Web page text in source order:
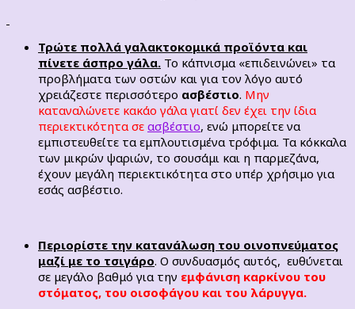
Τρώτε πολλά γαλακτοκομικά προϊόντα και
πίνετε άσπρο γάλα. Το κάπνισμα «επιδεινώνει» τα
προβλήματα των οστών και για τον λόγο αυτό
χρειάζεστε περισσότερο ασβέστιο. Μην
καταναλώνετε κακάο γάλα γιατί δεν έχει την ίδια
περιεκτικότητα σε ασβέστιο, ενώ μπορείτε να
εμπιστευθείτε τα εμπλουτισμένα τρόφιμα. Τα κόκκαλα
των μικρών ψαριών, το σουσάμι και η παρμεζάνα,
έχουν μεγάλη περιεκτικότητα στο υπέρ χρήσιμο για
εσάς ασβέστιο.
Περιορίστε την κατανάλωση του οινοπνεύματος
μαζί με το τσιγάρο. Ο συνδυασμός αυτός, ευθύνεται
σε μεγάλο βαθμό για την εμφάνιση καρκίνου του
στόματος, του οισοφάγου και του λάρυγγα.